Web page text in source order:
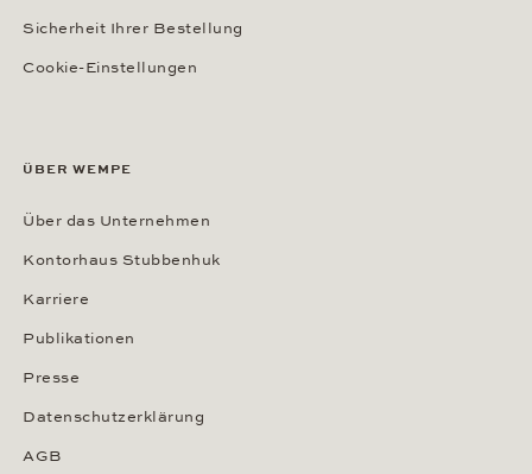
Sicherheit Ihrer Bestellung
Cookie-Einstellungen
ÜBER WEMPE
Über das Unternehmen
Kontorhaus Stubbenhuk
Karriere
Publikationen
Presse
Datenschutzerklärung
AGB